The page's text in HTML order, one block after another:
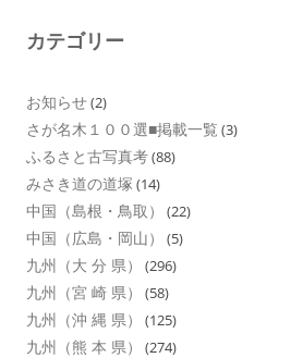
カテゴリー
お知らせ(2)
さが名木１００選■掲載一覧 (3)
ふるさと古写真考(88)
みさき道の道塚 (14)
中国（島根・鳥取） (22)
中国（広島・岡山） (5)
九州（大 分 県） (296)
九州（宮 崎 県） (58)
九州（沖 縄 県） (125)
九州（熊 本 県） (274)